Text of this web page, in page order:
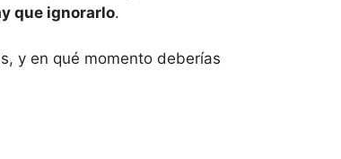
que ignorarlo.
y en qué momento deberías